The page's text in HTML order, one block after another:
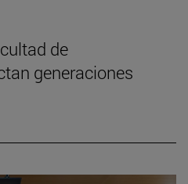
de
generaciones